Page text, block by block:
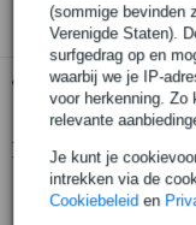
(sommige bevinden
Verenigde Staten).
surfgedrag op en
waarbij we je IP-
voor herkenning. Zo
relevante
Je kunt je
intrekken via de
Cookiebeleid en
Gratis ophalen in
Productinformatie
bassdrumklem met